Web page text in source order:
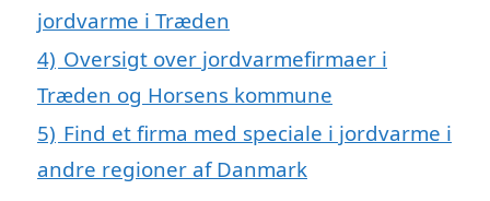
jordvarme i Træden
4) Oversigt over jordvarmefirmaer i
Træden og Horsens kommune
5) Find et firma med speciale i jordvarme i
andre regioner af Danmark